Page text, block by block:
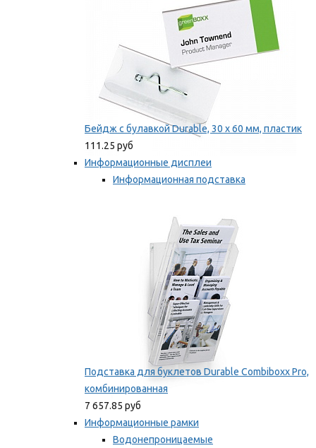
Бейдж с булавкой Durable, 30 х 60 мм, пластик
111.25 руб
Информационные дисплеи
Информационная подставка
Подставка для буклетов Durable Combiboxx Pro,
комбинированная
7 657.85 руб
Информационные рамки
Водонепроницаемые